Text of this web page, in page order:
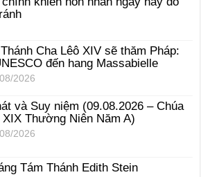
Cha Lêô XIV sẽ thăm Pháp:
đến hang Massabielle
2026
và Suy niệm (09.08.2026 – Chúa
XIX Thường Niên Năm A)
2026
Tám Thánh Edith Stein